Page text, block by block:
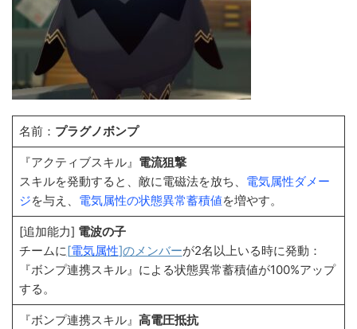
名前： プラグノボンプ
『アクティブスキル』 電流狙撃
スキルを発動すると、敵に電磁法を放ち、 電気属性ダメー
ジを与え、 電気属性の状態異常蓄積値を増やす。
[追加能力] 電波の子
チームに[電気属性]のメンバーが2名以上いる時に発動：
『ボンプ連携スキル』による状態異常蓄積値が100%アップ
する。
『ボンプ連携スキル』 高電圧抵抗